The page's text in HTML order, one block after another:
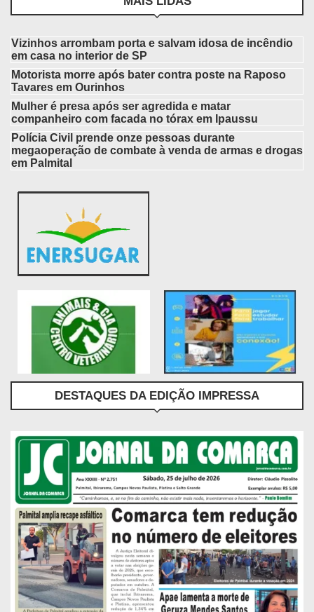
Vizinhos arrombam porta e salvam idosa de incêndio
em casa no interior de SP
Motorista morre após bater contra poste na Raposo
Tavares em Ourinhos
Mulher é presa após ser agredida e matar
companheiro com facada no tórax em Ipaussu
Polícia Civil prende onze pessoas durante
megaoperação de combate à venda de armas e drogas
em Palmital
DESTAQUES DA EDIÇÃO IMPRESSA